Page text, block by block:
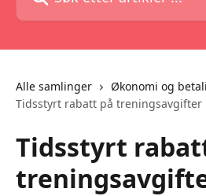
Alle samlinger
Økonomi og
Tidsstyrt rabatt på treningsavgifter
Tidsstyrt